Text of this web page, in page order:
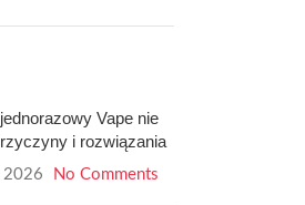
Vape nie
i rozwiązania
2026 No Comments